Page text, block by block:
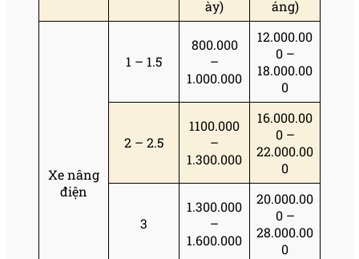
ày)
áng)
Xe nâng
điện
1 – 1.5
800.000
–
1.000.000
12.000.00
0 –
18.000.00
0
2 – 2.5
1100.000
–
1.300.000
16.000.00
0 –
22.000.00
0
3
1.300.000
–
1.600.000
20.000.00
0 –
28.000.00
0